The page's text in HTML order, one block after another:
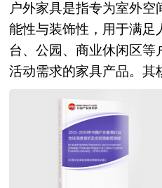
风险收益。全球风险资本
展的周期。除了成熟投资
印度、英国等新兴热点地
速升温。中国的风险投资
市场经济的大潮中，中国
较大的发展。随着中国经
资本市场的逐步完善，中
呈现出强劲的增长态势，
率使中国成为全球资本关
户外家具是指专为室外
能性与装饰性，用于满足
台、公园、商业休闲区等
活动需求的家具产品。其
铝合金、不锈钢、藤编（
烯（HDPE）等抗紫外线
家具在日晒、雨淋、温差
不变形、开裂或褪色；结